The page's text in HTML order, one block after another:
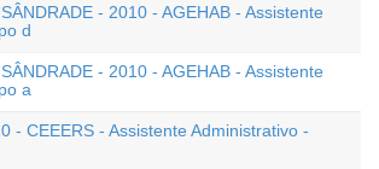
- 2010 - AGEHAB - Assistente
d
- 2010 - AGEHAB - Assistente
a
- CEEERS - Assistente Administrativo -